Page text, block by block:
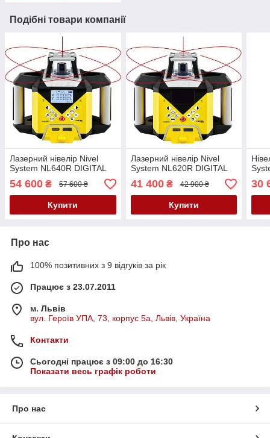
Подібні товари компанії
Лазерний нівелір Nivel
System NL640R DIGITAL
54 600 ₴ 57 600 ₴
Купити
Лазерний нівелір Nivel
System NL620R DIGITAL
41 400₴ 42 900 ₴
Купити
30
Про нас
100% позитивних з 9 відгуків за рік
Працює з 23.07.2011
м. Львів
вул. Героїв УПА, 73, корпус 5а, Львів, Україна
Контакти
Сьогодні працює з 09:00 до 16:30
Показати весь графік роботи
Про нас